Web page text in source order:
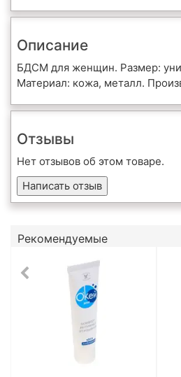
Описание
БДСМ для женщин. Размер:
Материал: кожа, металл.
Отзывы
Нет отзывов об этом товаре.
Написать отзыв
Рекомендуемые